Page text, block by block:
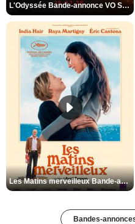
L'Odyssée Bande-annonce VO STFR
Les Matins merveilleux Bande-annonce VF
Bandes-